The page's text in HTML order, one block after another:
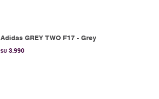
Adidas GREY TWO F17 - Grey
$U 3.990